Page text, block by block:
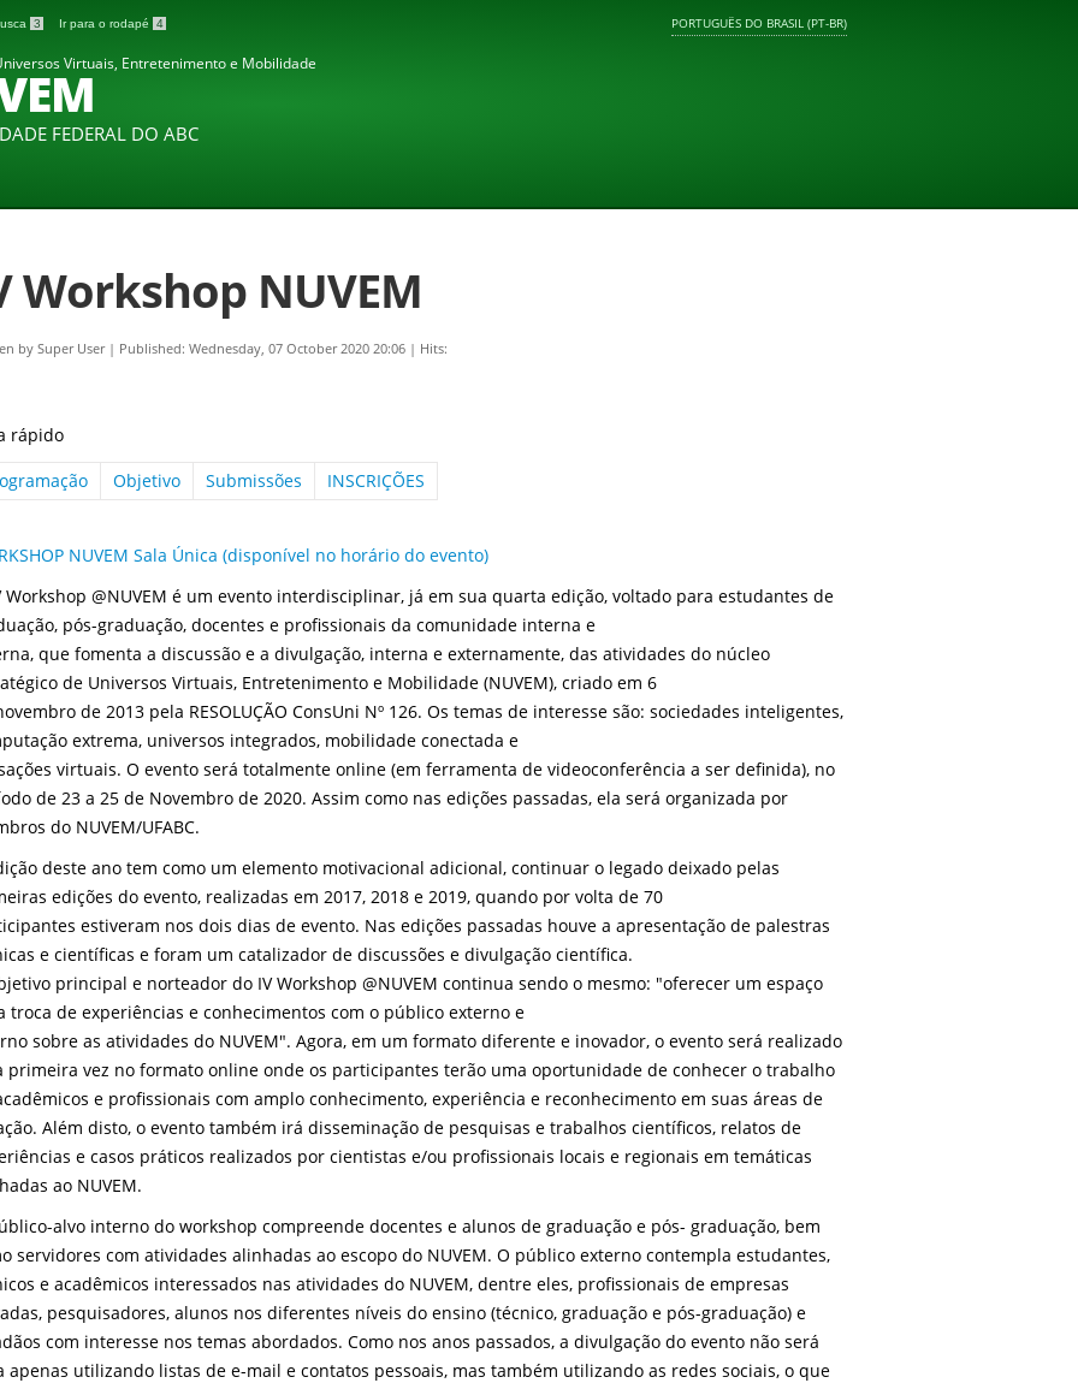
3 Ir para o rodapé 4 PORTUGUÊS DO BRASIL (PT-BR)
Virtuais, Entretenimento e Mobilidade
FEDERAL DO ABC
Workshop NUVEM
by Super User | Published: Wednesday, 07 October 2020 20:06 | Hits:
rápido
Objetivo Submissões INSCRIÇÕES
NUVEM Sala Única (disponível no horário do evento)
Workshop @NUVEM é um evento interdisciplinar, já em sua quarta edição, voltado para estudantes de
pós-graduação, docentes e profissionais da comunidade interna e
que fomenta a discussão e a divulgação, interna e externamente, das atividades do núcleo
de Universos Virtuais, Entretenimento e Mobilidade (NUVEM), criado em 6
de 2013 pela RESOLUÇÃO ConsUni Nº 126. Os temas de interesse são: sociedades inteligentes,
extrema, universos integrados, mobilidade conectada e
virtuais. O evento será totalmente online (em ferramenta de videoconferência a ser definida), no
de 23 a 25 de Novembro de 2020. Assim como nas edições passadas, ela será organizada por
do NUVEM/UFABC.
deste ano tem como um elemento motivacional adicional, continuar o legado deixado pelas
edições do evento, realizadas em 2017, 2018 e 2019, quando por volta de 70
estiveram nos dois dias de evento. Nas edições passadas houve a apresentação de palestras
e científicas e foram um catalizador de discussões e divulgação científica.
principal e norteador do IV Workshop @NUVEM continua sendo o mesmo: "oferecer um espaço
troca de experiências e conhecimentos com o público externo e
sobre as atividades do NUVEM". Agora, em um formato diferente e inovador, o evento será realizado
primeira vez no formato online onde os participantes terão uma oportunidade de conhecer o trabalho
e profissionais com amplo conhecimento, experiência e reconhecimento em suas áreas de
Além disto, o evento também irá disseminação de pesquisas e trabalhos científicos, relatos de
e casos práticos realizados por cientistas e/ou profissionais locais e regionais em temáticas
ao NUVEM.
alvo interno do workshop compreende docentes e alunos de graduação e pós- graduação, bem
servidores com atividades alinhadas ao escopo do NUVEM. O público externo contempla estudantes,
e acadêmicos interessados nas atividades do NUVEM, dentre eles, profissionais de empresas
pesquisadores, alunos nos diferentes níveis do ensino (técnico, graduação e pós-graduação) e
com interesse nos temas abordados. Como nos anos passados, a divulgação do evento não será
apenas utilizando listas de e-mail e contatos pessoais, mas também utilizando as redes sociais, o que